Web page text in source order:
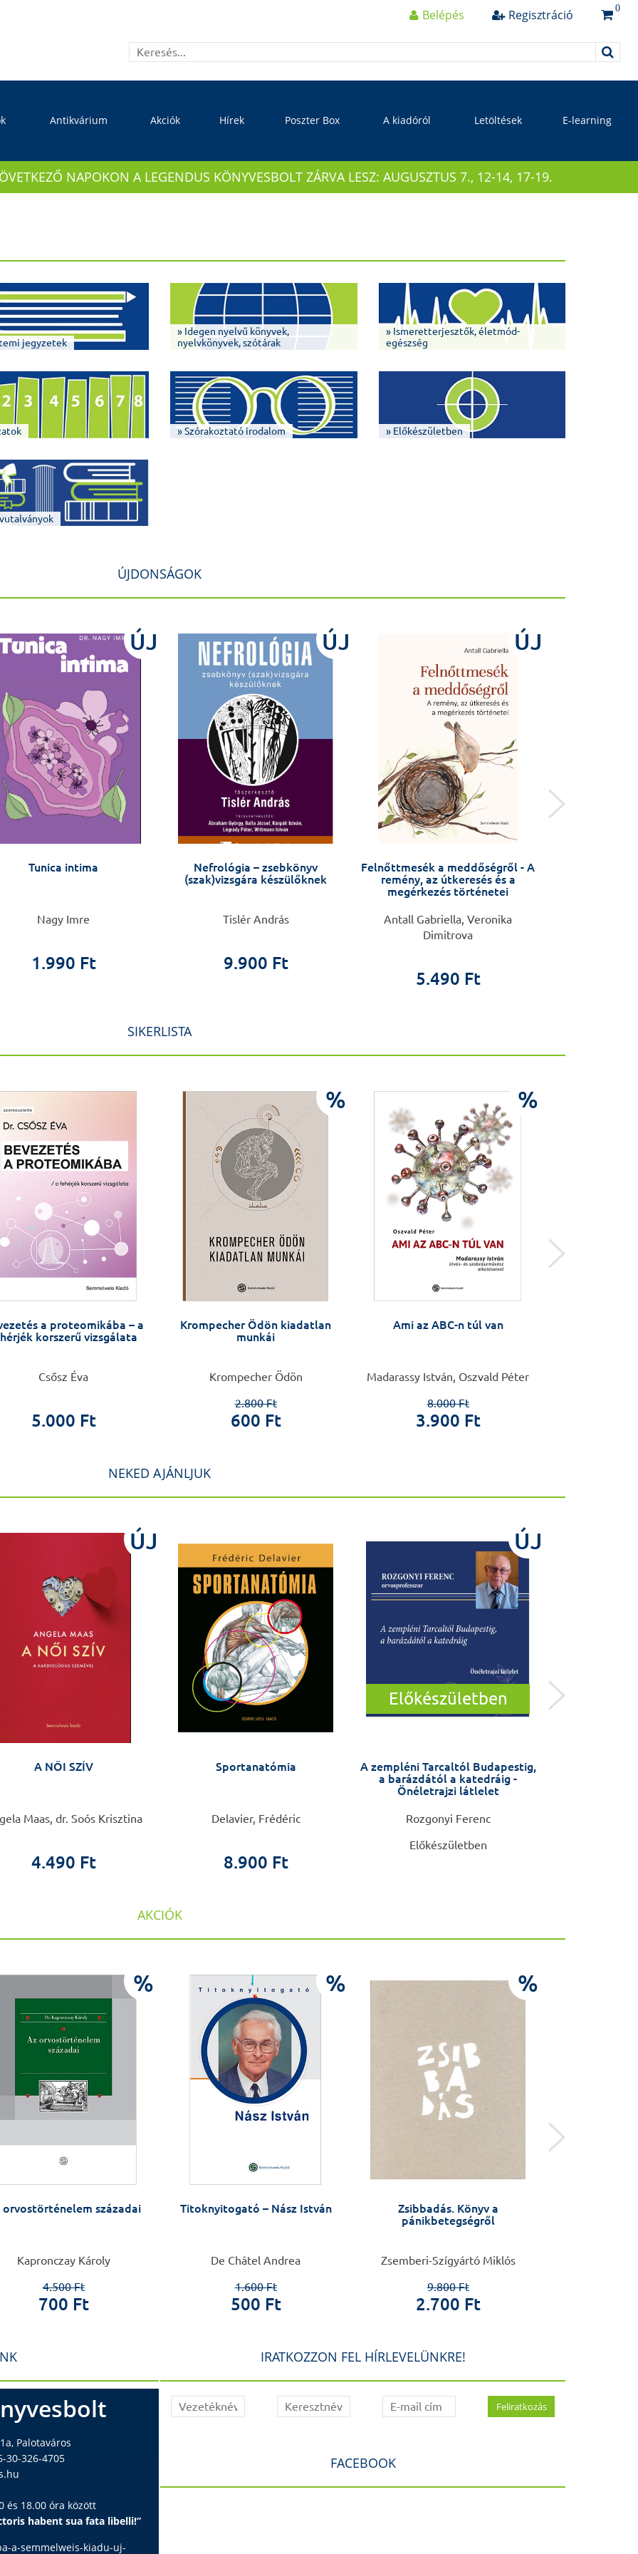
Belépés Regisztráció 0
Antikvárium Akciók Hírek Poszter Box A kiadóról Letöltések E-learning
NAPOKON A LEGENDUS KÖNYVESBOLT ZÁRVA LESZ: AUGUSZTUS 7., 12-14, 17-19.
jegyzetek
» Idegen nyelvű könyvek,
nyelvkönyvek, szótárak
» Ismeretterjesztők, életmód-
egészség
» Szórakoztató irodalom » Előkészületben
ÚJDONSÁGOK
ÚJ
Tunica intima
Nagy Imre
1.990 Ft
ÚJ
Nefrológia – zsebkönyv
(szak)vizsgára készülőknek
Tislér András
9.900 Ft
ÚJ
Felnőttmesék a meddőségről - A
remény, az útkeresés és a
megérkezés történetei
Antall Gabriella, Veronika
Dimitrova
5.490 Ft
SIKERLISTA
a proteomikába – a
korszerű vizsgálata
Csősz Éva
5.000 Ft
%
Krompecher Ödön kiadatlan
munkái
Krompecher Ödön
2.800 Ft
600 Ft
%
Ami az ABC-n túl van
Madarassy István, Oszvald Péter
8.000 Ft
3.900 Ft
NEKED AJÁNLJUK
ÚJ
A NŐI SZÍV
Maas, dr. Soós Krisztina
4.490 Ft
Sportanatómia
Delavier, Frédéric
8.900 Ft
ÚJ
Előkészületben
A zempléni Tarcaltól Budapestig,
a barázdától a katedráig -
Önéletrajzi látlelet
Rozgonyi Ferenc
Előkészületben
AKCIÓK
%
orvostörténelem századai
Kapronczay Károly
4.500 Ft
700 Ft
%
Titoknyitogató – Nász István
De Châtel Andrea
1.600 Ft
500 Ft
%
Zsibbadás. Könyv a
pánikbetegségről
Zsemberi-Szígyártó Miklós
9.800 Ft
2.700 Ft
Palotaváros
30-326-4705
és 18.00 óra között
habent sua fata libelli!”
a-semmelweis-kiadu-uj-
IRATKOZZON FEL HÍRLEVELÜNKRE!
FACEBOOK